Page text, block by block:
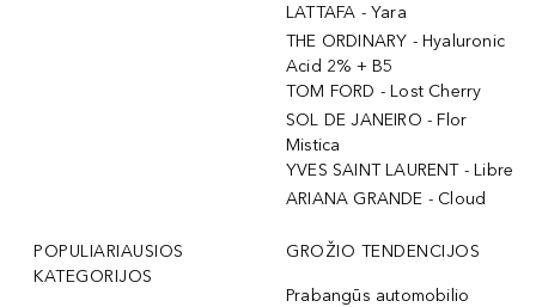
LATTAFA - Yara
THE ORDINARY - Hyaluronic
Acid 2% + B5
TOM FORD - Lost Cherry
SOL DE JANEIRO - Flor
Mistica
YVES SAINT LAURENT - Libre
ARIANA GRANDE - Cloud
POPULIARIAUSIOS
KATEGORIJOS
GROŽIO TENDENCIJOS
Prabangūs automobilio